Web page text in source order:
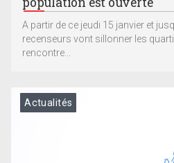
A partir de ce jeudi 15 janvier et
recenseurs vont sillonner les
rencontre...
Actualités